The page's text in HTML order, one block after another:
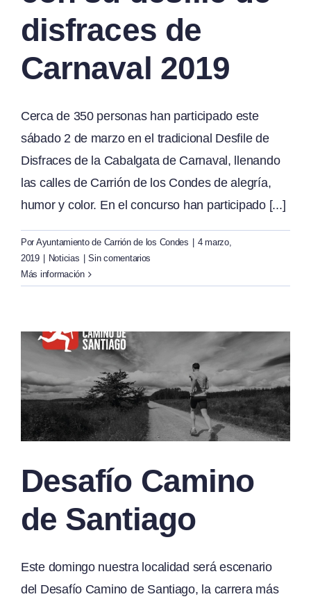
disfraces de
Carnaval 2019
Cerca de 350 personas han participado este
sábado 2 de marzo en el tradicional Desfile de
Disfraces de la Cabalgata de Carnaval, llenando
las calles de Carrión de los Condes de alegría,
humor y color. En el concurso han participado [...]
Por Ayuntamiento de Carrión de los Condes
4 marzo,
2019
Noticias
Sin comentarios
Más información
Desafío Camino
de Santiago
Este domingo nuestra localidad será escenario
del Desafío Camino de Santiago, la carrera más